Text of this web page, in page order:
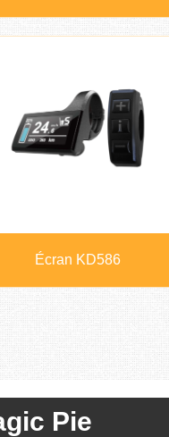
Écran KD586
Pie